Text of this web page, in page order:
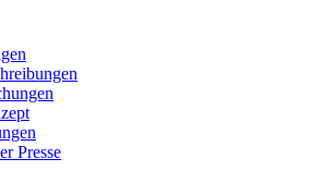
Presse